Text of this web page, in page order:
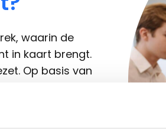
waarin de
in kaart brengt.
Op basis van
worden
en het